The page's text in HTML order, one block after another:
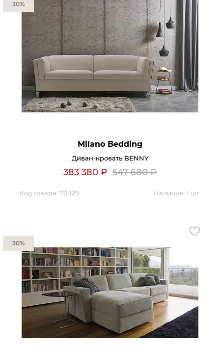
Milano Bedding
Диван-кровать BENNY
383 380 ₽ 547 680₽
Код товара: 70 129 Наличие: 1 шт.
30%
30%